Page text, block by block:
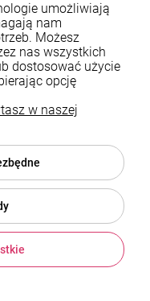
umożliwiają
nam
Możesz
nas wszystkich
dostosować użycie
opcję
w naszej